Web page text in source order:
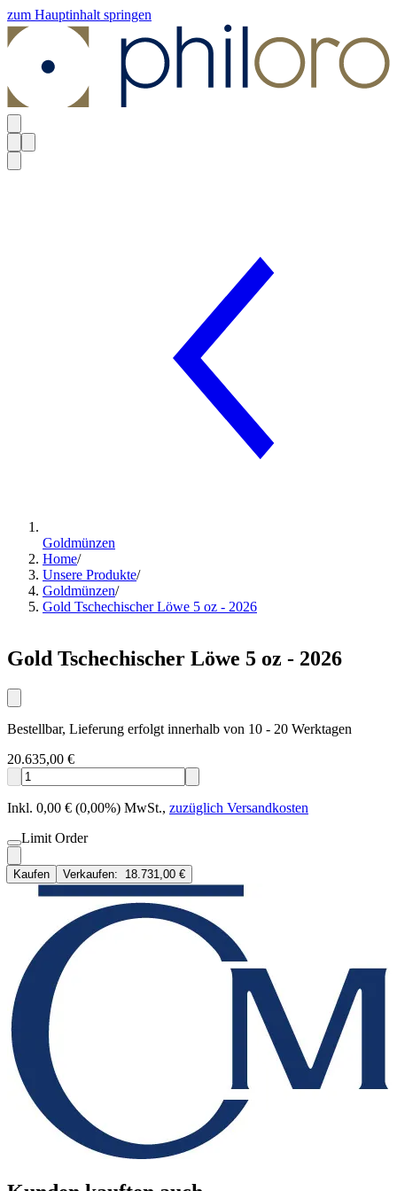
zum Hauptinhalt springen
Goldmünzen
Home/
Unsere Produkte/
Goldmünzen/
Gold Tschechischer Löwe 5 oz - 2026
Gold Tschechischer Löwe 5 oz - 2026
Bestellbar, Lieferung erfolgt innerhalb von 10 - 20 Werktagen
20.635,00 €
Inkl. 0,00 € (0,00%) MwSt., zuzüglich Versandkosten
Limit Order
Kaufen Verkaufen: 18.731,00 €